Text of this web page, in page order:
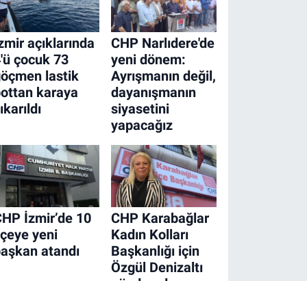
açıklarında
çocuk 73
lastik
karaya
CHP Narlıdere'de
yeni dönem:
Ayrışmanın değil,
dayanışmanın
siyasetini
yapacağız
İzmir’de 10
yeni
atandı
CHP Karabağlar
Kadın Kolları
Başkanlığı için
Özgül Denizaltı